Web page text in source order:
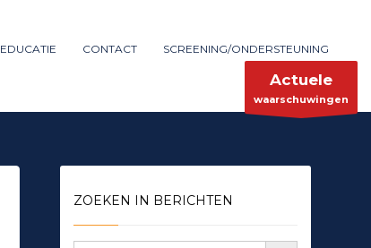
×
Mon-Fri 9:00AM - 6:00AM
EDUCATIE CONTACT SCREENING/ONDERSTEUNING
Actuele
waarschuwingen
ZOEKEN IN BERICHTEN
Zoekknop